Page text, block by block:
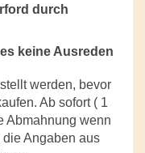
durch
keine Ausreden
werden, bevor
Ab sofort ( 1
Abmahnung wenn
Angaben aus